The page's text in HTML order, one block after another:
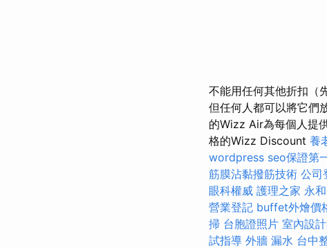
不能用任何其他折扣（
但任何人都可以將它們
的Wizz Air為每個人提
格的Wizz Discount 養
wordpress seo保證第
筋膜沾黏撥筋技術 公司
眼科權威 護理之家 永和
營業登記 buffet外燴價
掃 台胞證照片 室內設
試指導 外牆 漏水 台中